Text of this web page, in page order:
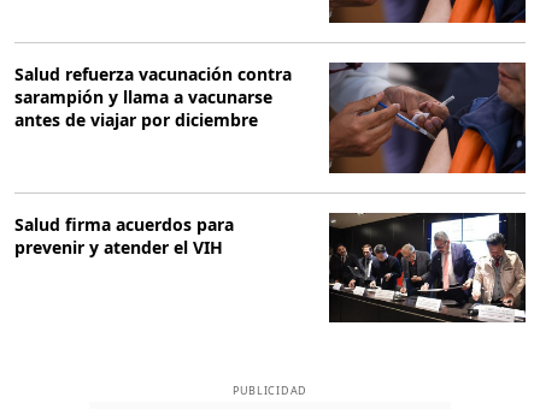
Salud refuerza vacunación contra
sarampión y llama a vacunarse
antes de viajar por diciembre
Salud firma acuerdos para
prevenir y atender el VIH
PUBLICIDAD